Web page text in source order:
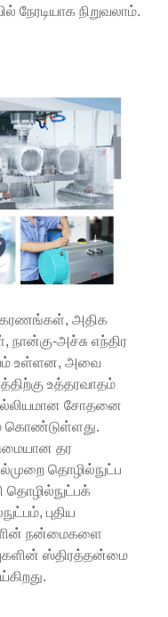
நிறுவலாம்.
அதிக
நான்கு-அச்சு எந்திர
உள்ளன, அவை
உத்தரவாதம்
சோதனை
கொண்டுள்ளது.
தர
தொழில்நுட்ப
தொழில்நுட்பக்
புதிய
நன்மைகளை
ஸ்திரத்தன்மை